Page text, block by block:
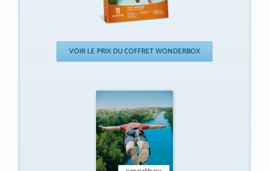
VOIR LE PRIX DU COFFRET WONDERBOX